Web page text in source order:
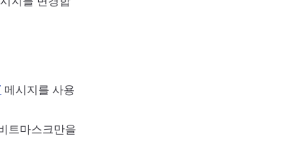
메시지를 사용
트마스크만을